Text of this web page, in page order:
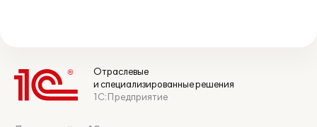
Отраслевые
и специализированные решения
1С:Предприятие